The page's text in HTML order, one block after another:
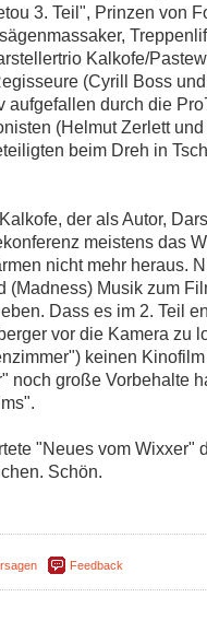
3. Teil", Prinzen von
Kalkofe/
(Cyrill Boss
aufgefallen durch die
(Helmut Zerlett
beim Dreh in
der als Autor,
meistens das
nicht mehr heraus.
(Madness) Musik zum
Dass es im 2. Teil
vor die Kamera zu
keinen
noch große Vorbehalte
"Neues vom Wixxer"
Schön.
Feedback